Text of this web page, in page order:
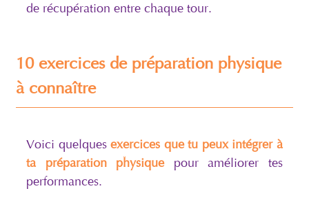
de récupération entre chaque tour.
10 exercices de préparation physique
à connaître
Voici quelquesexercices que tu peux intégrer à
ta préparation physiquepour améliorer tes
performances.